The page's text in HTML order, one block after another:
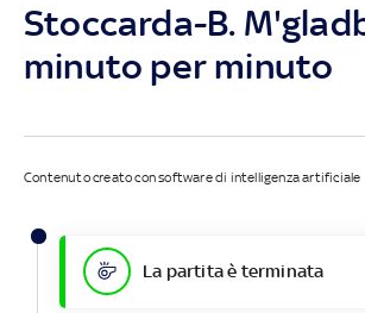
Stoccarda-B.
minuto per minuto
Contenuto creato con software di intelligenza artificiale
La partita è terminata